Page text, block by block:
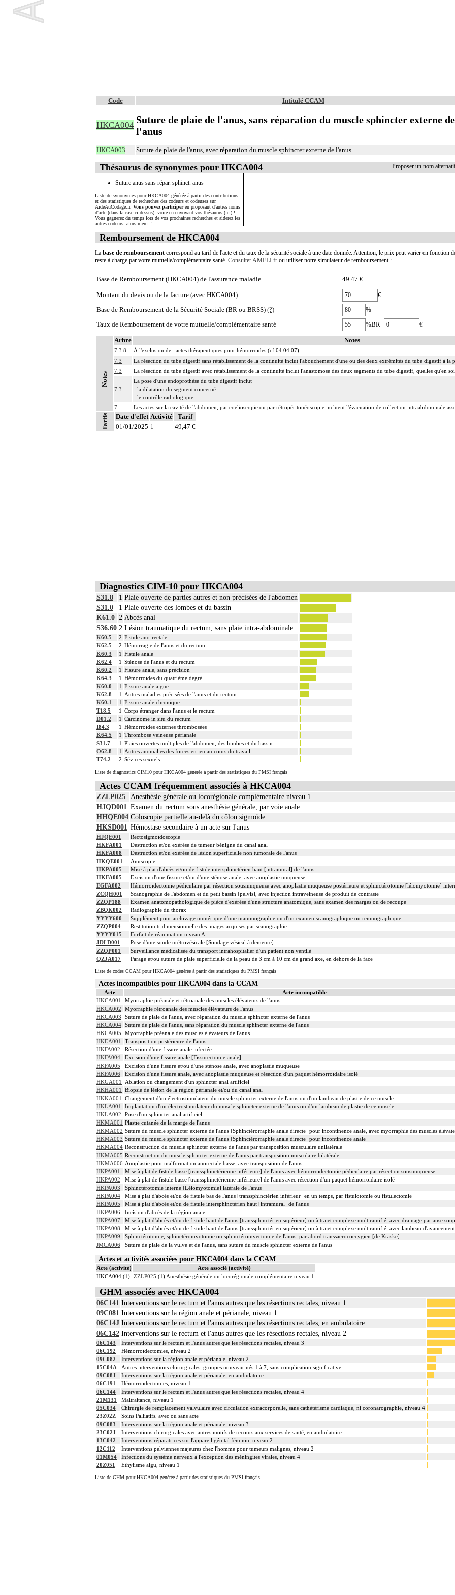
Code Intitulé CCAM
HKCA004 Suture de plaie de l'anus, sans réparation du muscle sphincter externe de
l'anus
HKCA003 Suture de plaie de l'anus, avec réparation du muscle sphincter externe de l'anus
Proposer un nom
Thésaurus de synonymes pour HKCA004
Suture anus sans répar. sphinct. anus
Liste de synonymes pour HKCA004 générée à partir des contributions
et des statistiques de recherches des codeurs et codeuses sur
AideAuCodage.fr. Vous pouvez participeren proposant d'autres noms
d'acte (dans la case ci-dessus), voire en envoyant vos thésaurus (ici) !
Vous gagnerez du temps lors de vos prochaines recherches et aiderez les
autres codeurs, alors merci !
Remboursement de HKCA004
La base de remboursement correspond au tarif de l'acte et du taux de la sécurité sociale à une date donnée. Attention, le prix peut varier en
reste à charge par votre mutuelle/complémentaire santé. Consulter AMELI.fr ou utiliser notre simulateur de remboursement :
Base de Remboursement (HKCA004) de l'assurance maladie 49.47 €
Montant du devis ou de la facture (avec HKCA004)
€
Base de Remboursement de la Sécurité Sociale (BR ou BRSS) (?)
%
Taux de Remboursement de votre mutuelle/complémentaire santé
%BR+ €
Notes
Arbre Notes
7.3.8
À l'exclusion de : actes thérapeutiques pour hémorroïdes (cf 04.04.07)
7.3
La résection du tube digestif sans rétablissement de la continuité inclut l'abouchement d'une ou des deux extrémités du tube digestif à la
7.3
La résection du tube digestif avec rétablissement de la continuité inclut l'anastomose des deux segments du tube digestif, quelles qu'en
7.3
La pose d'une endoprothèse du tube digestif inclut
- la dilatation du segment concerné
- le contrôle radiologique.
7
Les actes sur la cavité de l'abdomen, par coelioscopie ou par rétropéritonéoscopie incluent l'évacuation de collection intraabdominale
7
Les actes sur la cavité de l'abdomen, par abord direct incluent l'évacuation de collection intraabdominale associée, la toilette péritonéale
Tarifs Date d'effet Activité
Tarif
01/01/2025 1 49,47 €
Diagnostics CIM-10 pour HKCA004
S31.8 1 Plaie ouverte de parties autres et non précisées de l'abdomen
S31.0
1 Plaie ouverte des lombes et du bassin
K61.0 2 Abcès anal
S36.60 2 Lésion traumatique du rectum, sans plaie intra-abdominale
K60.5 2 Fistule ano-rectale
K62.5
2 Hémorragie de l'anus et du rectum
K60.3
1 Fistule anale
K62.4
1 Sténose de l'anus et du rectum
K60.2
1 Fissure anale, sans précision
K64.3
1 Hémorroïdes du quatrième degré
K60.0
1 Fissure anale aiguë
K62.8
1
Autres maladies précisées de l'anus et du rectum
K60.1
1 Fissure anale chronique
T18.5
1 Corps étranger dans l'anus et le rectum
D01.2
1 Carcinome in situ du rectum
I84.3
1 Hémorroïdes externes thrombosées
K64.5
1 Thrombose veineuse périanale
S31.7
1 Plaies ouvertes multiples de l'abdomen, des lombes et du bassin
O62.8
1
Autres anomalies des forces en jeu au cours du travail
T74.2
2 Sévices sexuels
Liste de diagnostics CIM10 pour HKCA004 générée à partir des statistiques du PMSI français
Actes CCAM fréquemment associés à HKCA004
ZZLP025
Anesthésie générale ou locorégionale complémentaire niveau 1
HJQD001 Examen du rectum sous anesthésie générale, par voie anale
HHQE004 Coloscopie partielle au-delà du côlon sigmoïde
HKSD001 Hémostase secondaire à un acte sur l'anus
HJQE001
Rectosigmoïdoscopie
HKFA001
Destruction et/ou exérèse de tumeur bénigne du canal anal
HKFA008
Destruction et/ou exérèse de lésion superficielle non tumorale de l'anus
HKQE001
Anuscopie
HKPA005
Mise à plat d'abcès et/ou de fistule intersphinctérien haut [intramural] de l'anus
HKFA005
Excision d'une fissure et/ou d'une sténose anale, avec anoplastie muqueuse
EGFA002
Hémorroïdectomie pédiculaire par résection sousmuqueuse avec anoplastie muqueuse postérieure et sphinctérotomie [léiomyotomie]
ZCQH001
Scanographie de l'abdomen et du petit bassin [pelvis], avec injection intraveineuse de produit de contraste
ZZQP188
Examen anatomopathologique de pièce d'exérèse d'une structure anatomique, sans examen des marges ou de recoupe
ZBQK002
Radiographie du thorax
YYYY600
Supplément pour archivage numérique d'une mammographie ou d'un examen scanographique ou remnographique
ZZQP004
Restitution tridimensionnelle des images acquises par scanographie
YYYY015
Forfait de réanimation niveau A
JDLD001
Pose d'une sonde urétrovésicale [Sondage vésical à demeure]
ZZQP001
Surveillance médicalisée du transport intrahospitalier d'un patient non ventilé
QZJA017
Parage et/ou suture de plaie superficielle de la peau de 3 cm à 10 cm de grand axe, en dehors de la face
Liste de codes CCAM pour HKCA004 générée à partir des statistiques du PMSI français
Actes incompatibles pour HKCA004 dans la CCAM
Acte
Acte incompatible
HKCA001
Myorraphie préanale et rétroanale des muscles élévateurs de l'anus
HKCA002
Myorraphie rétroanale des muscles élévateurs de l'anus
HKCA003
Suture de plaie de l'anus, avec réparation du muscle sphincter externe de l'anus
HKCA004 Suture de plaie de l'anus, sans réparation du muscle sphincter externe de l'anus
HKCA005
Myorraphie préanale des muscles élévateurs de l'anus
HKEA001
Transposition postérieure de l'anus
HKFA002
Résection d'une fissure anale infectée
HKFA004
Excision d'une fissure anale [Fissurectomie anale]
HKFA005
Excision d'une fissure et/ou d'une sténose anale, avec anoplastie muqueuse
HKFA006
Excision d'une fissure anale, avec anoplastie muqueuse et résection d'un paquet hémorroïdaire isolé
HKGA001 Ablation ou changement d'un sphincter anal artificiel
HKHA001 Biopsie de lésion de la région périanale et/ou du canal anal
HKKA001 Changement d'un électrostimulateur du muscle sphincter externe de l'anus ou d'un lambeau de plastie de ce muscle
HKLA001
Implantation d'un électrostimulateur du muscle sphincter externe de l'anus ou d'un lambeau de plastie de ce muscle
HKLA002
Pose d'un sphincter anal artificiel
HKMA001 Plastie cutanée de la marge de l'anus
HKMA002 Suture du muscle sphincter externe de l'anus [Sphinctérorraphie anale directe] pour incontinence anale, avec myorraphie des muscles
HKMA003 Suture du muscle sphincter externe de l'anus [Sphinctérorraphie anale directe] pour incontinence anale
HKMA004 Reconstruction du muscle sphincter externe de l'anus par transposition musculaire unilatérale
HKMA005 Reconstruction du muscle sphincter externe de l'anus par transposition musculaire bilatérale
HKMA006 Anoplastie pour malformation anorectale basse, avec transposition de l'anus
HKPA001
Mise à plat de fistule basse [transsphinctérienne inférieure] de l'anus avec hémorroïdectomie pédiculaire par résection sousmuqueuse
HKPA002
Mise à plat de fistule basse [transsphinctérienne inférieure] de l'anus avec résection d'un paquet hémorroïdaire isolé
HKPA003
Sphinctérotomie interne [Léiomyotomie] latérale de l'anus
HKPA004
Mise à plat d'abcès et/ou de fistule bas de l'anus [transsphinctérien inférieur] en un temps, par fistulotomie ou fistulectomie
HKPA005
Mise à plat d'abcès et/ou de fistule intersphinctérien haut [intramural] de l'anus
HKPA006
Incision d'abcès de la région anale
HKPA007
Mise à plat d'abcès et/ou de fistule haut de l'anus [transsphinctérien supérieur] ou à trajet complexe multiramifié, avec drainage par anse
HKPA008
Mise à plat d'abcès et/ou de fistule haut de l'anus [transsphinctérien supérieur] ou à trajet complexe multiramifié, avec lambeau d'avancement
HKPA009
Sphinctérotomie, sphinctéromyotomie ou sphinctéromyectomie de l'anus, par abord transsacrococcygien [de Kraske]
JMCA006
Suture de plaie de la vulve et de l'anus, sans suture du muscle sphincter externe de l'anus
Actes et activités associées pour HKCA004 dans la CCAM
Acte (activité)
Acte associé (activité)
HKCA004 (1) ZZLP025 (1) Anesthésie générale ou locorégionale complémentaire niveau 1
GHM associés avec HKCA004
06C141 Interventions sur le rectum et l'anus autres que les résections rectales, niveau 1
09C081 Interventions sur la région anale et périanale, niveau 1
06C14J Interventions sur le rectum et l'anus autres que les résections rectales, en ambulatoire
06C142 Interventions sur le rectum et l'anus autres que les résections rectales, niveau 2
06C143
Interventions sur le rectum et l'anus autres que les résections rectales, niveau 3
06C192
Hémorroïdectomies, niveau 2
09C082
Interventions sur la région anale et périanale, niveau 2
15C04A
Autres interventions chirurgicales, groupes nouveau-nés 1 à 7, sans complication significative
09C08J
Interventions sur la région anale et périanale, en ambulatoire
06C191
Hémorroïdectomies, niveau 1
06C144
Interventions sur le rectum et l'anus autres que les résections rectales, niveau 4
21M131
Maltraitance, niveau 1
05C034
Chirurgie de remplacement valvulaire avec circulation extracorporelle, sans cathétérisme cardiaque, ni coronarographie, niveau 4
23Z02Z
Soins Palliatifs, avec ou sans acte
09C083
Interventions sur la région anale et périanale, niveau 3
23C02J
Interventions chirurgicales avec autres motifs de recours aux services de santé, en ambulatoire
13C042
Interventions réparatrices sur l'appareil génital féminin, niveau 2
12C112
Interventions pelviennes majeures chez l'homme pour tumeurs malignes, niveau 2
01M054
Infections du système nerveux à l'exception des méningites virales, niveau 4
20Z051
Ethylisme aigu, niveau 1
Liste de GHM pour HKCA004 générée à partir des statistiques du PMSI français